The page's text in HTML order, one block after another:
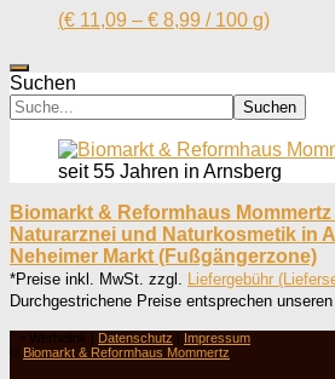
(€ 11,09 – € 8,99 / 100 g)
Suchen
Suchen
seit 55 Jahren in Arnsberg
Biomarkt & Reformhaus
Naturarznei und Naturkosmetik in
Neheimer Markt (Fußgängerzone)
*Preise inkl. MwSt. zzgl. Liefergebühr
Durchgestrichene Preise entsprechen
° = Werbelink | Datenschutz | Impressum
© Biomarkt & Reformhaus Mommertz